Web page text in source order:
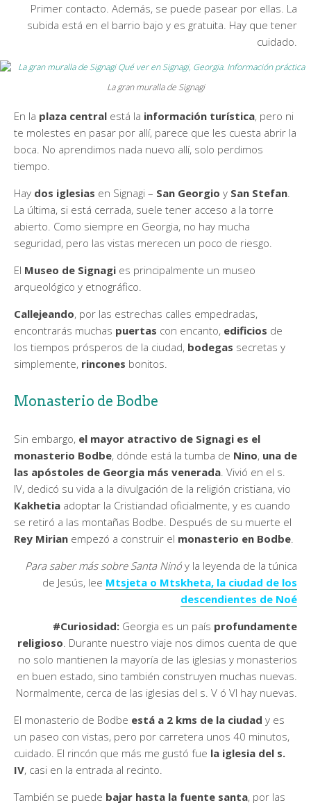
Primer contacto. Además, se puede pasear por ellas. La
subida está en el barrio bajo y es gratuita. Hay que tener
cuidado.
La gran muralla de Signagi
En la plaza central está la información turística, pero ni
te molestes en pasar por allí, parece que les cuesta abrir la
boca. No aprendimos nada nuevo allí, solo perdimos
tiempo.
Hay dos iglesias en Signagi – San Georgio y San Stefan
La última, si está cerrada, suele tener acceso a la torre
abierto. Como siempre en Georgia, no hay mucha
seguridad, pero las vistas merecen un poco de riesgo.
El Museo de Signagi es principalmente un museo
arqueológico y etnográfico.
Callejeando, por las estrechas calles empedradas,
encontrarás muchas puertas con encanto, edificios de
los tiempos prósperos de la ciudad, bodegas secretas y
simplemente, rincones bonitos.
Monasterio de Bodbe
Sin embargo, el mayor atractivo de Signagi es el
monasterio Bodbe, dónde está la tumba de Nino, una de
las apóstoles de Georgia más venerada . Vivió en el s.
IV, dedicó su vida a la divulgación de la religión cristiana, vio
Kakhetia adoptar la Cristiandad oficialmente, y es cuando
se retiró a las montañas Bodbe. Después de su muerte el
Rey Mirian empezó a construir el monasterio en Bodbe
Para saber más sobre Santa Ninó y la leyenda de la túnica
de Jesús, lee Mtsjeta o Mtskheta, la ciudad de los
descendientes de Noé
#Curiosidad: Georgia es un país profundamente
religioso . Durante nuestro viaje nos dimos cuenta de que
no solo mantienen la mayoría de las iglesias y monasterios
en buen estado, sino también construyen muchas nuevas.
Normalmente, cerca de las iglesias del s. V ó VI hay nuevas.
El monasterio de Bodbe está a 2 kms de la ciudad y es
un paseo con vistas, pero por carretera unos 40 minutos,
cuidado. El rincón que más me gustó fue la iglesia del s.
IV, casi en la entrada al recinto.
También se puede bajar hasta la fuente santa, por las